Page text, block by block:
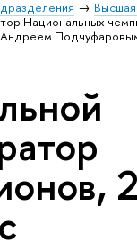
Национальных
Андреем